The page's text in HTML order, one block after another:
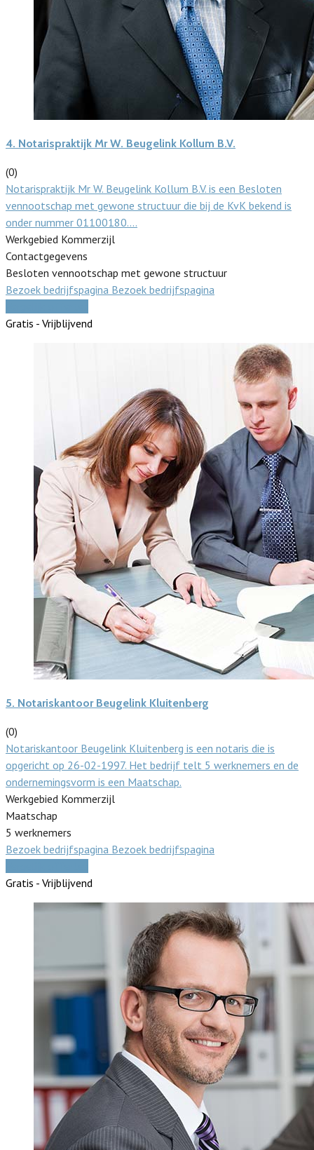
4. Notarispraktijk Mr W. Beugelink Kollum B.V.
(0)
Notarispraktijk Mr W. Beugelink Kollum B.V. is een Besloten
vennootschap met gewone structuur die bij de KvK bekend is
onder nummer 01100180.…
Werkgebied Kommerzijl
Contactgegevens
Besloten vennootschap met gewone structuur
Bezoek bedrijfspagina Bezoek bedrijfspagina
Gratis - Vrijblijvend
5. Notariskantoor Beugelink Kluitenberg
(0)
Notariskantoor Beugelink Kluitenberg is een notaris die is
opgericht op 26-02-1997. Het bedrijf telt 5 werknemers en de
ondernemingsvorm is een Maatschap.
Werkgebied Kommerzijl
Maatschap
5 werknemers
Bezoek bedrijfspagina Bezoek bedrijfspagina
Gratis - Vrijblijvend